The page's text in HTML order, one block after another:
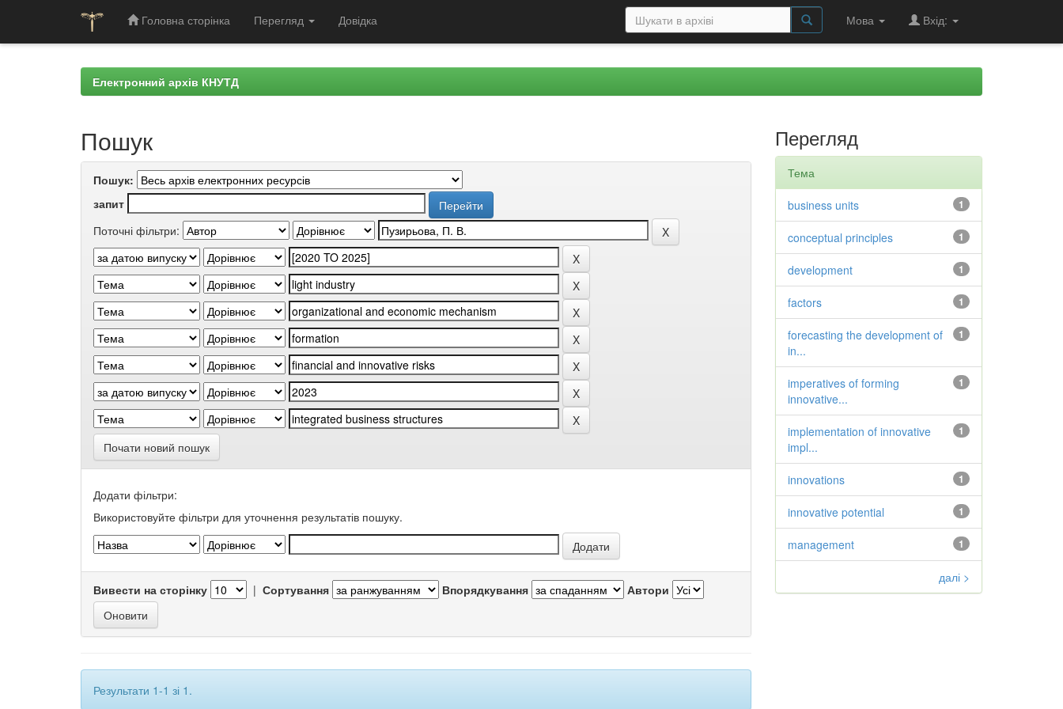
Головна сторінка Перегляд Довідка Мова Вхід:
Електронний архів КНУТД
Пошук
Пошук:
запит
Поточні фільтри:
Почати новий пошук
Додати фільтри:
Використовуйте фільтри для уточнення результатів пошуку.
Вивести на сторінку | Сортування Впорядкування Автори
Результати 1-1 зі 1.
Перегляд
Тема
1
business units
1
conceptual principles
1
development
1
factors
1
forecasting the development of
in...
1
imperatives of forming
innovative...
1
implementation of innovative
impl...
1
innovations
1
innovative potential
1
management
далі >